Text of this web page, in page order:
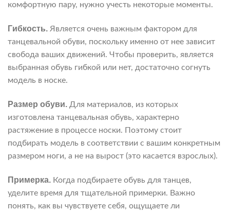
комфортную пару, нужно учесть некоторые моменты.
Гибкость. Является очень важным фактором для
танцевальной обуви, поскольку именно от нее зависит
свобода ваших движений. Чтобы проверить, является
выбранная обувь гибкой или нет, достаточно согнуть
модель в носке.
Размер обуви. Для материалов, из которых
изготовлена танцевальная обувь, характерно
растяжение в процессе носки. Поэтому стоит
подбирать модель в соответствии с вашим конкретным
размером ноги, а не на вырост (это касается взрослых).
Примерка. Когда подбираете обувь для танцев,
уделите время для тщательной примерки. Важно
понять, как вы чувствуете себя, ощущаете ли